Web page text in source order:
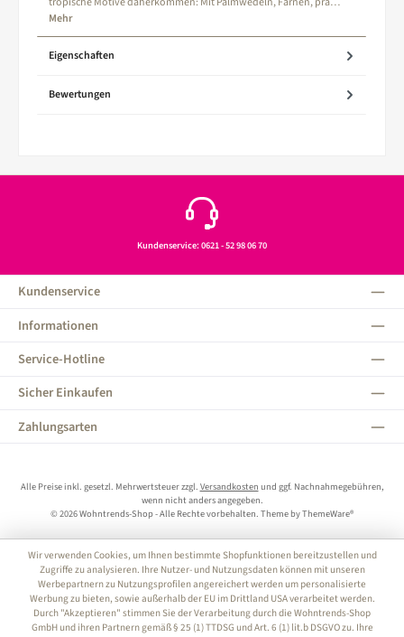
Mehr
Eigenschaften
Bewertungen
Kundenservice: 0621 - 52 98 06 70
Kundenservice
Informationen
Service-Hotline
Sicher Einkaufen
Zahlungsarten
Alle Preise inkl. gesetzl. Mehrwertsteuer zzgl. Versandkosten und ggf. Nachnahmegebühren,
wenn nicht anders angegeben.
© 2026 Wohntrends-Shop - Alle Rechte vorbehalten. Theme byThemeWare®
Wir verwenden Cookies, um Ihnen bestimmte Shopfunktionen bereitzustellen und
Zugriffe zu analysieren. Ihre Nutzer- und Nutzungsdaten können mit unseren
Werbepartnern zu Nutzungsprofilen angereichert werden um personalisierte
Werbung zu bieten, sowie außerhalb der EU im Drittland USA verarbeitet werden.
Durch "Akzeptieren" stimmen Sie der Verarbeitung durch die Wohntrends-Shop
GmbH und ihren Partnern gemäß § 25 (1) TTDSG und Art. 6 (1) lit.b DSGVO zu. Ihre